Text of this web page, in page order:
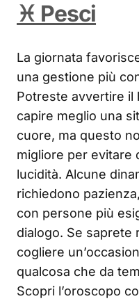
♓ Pesci
La giornata
una gestione più
Potreste avvertire il
capire meglio una
cuore, ma questo
migliore per evitare
lucidità. Alcune
richiedono
con persone più
dialogo. Se saprete
cogliere
qualcosa che da
Scopri l’oroscopo